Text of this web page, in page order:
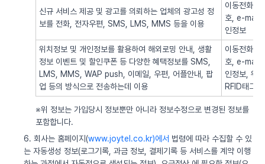
신규 서비스 제공 및 광고를 의뢰하는 업체의 광고성 정
보를 전화, 전자우편, SMS, LMS, MMS 등을 이용
이동전화번
호, e-mail,
인정보
위치정보 및 개인정보를 활용하여 해외로밍 안내, 생활
정보 이벤트 및 할인쿠폰 등 다양한 혜택정보를 SMS,
LMS, MMS, WAP push, 이메일, 우편, 어플안내, 팝
업 등의 방식으로 전송하는데 이용
이동전화번
호, e-mail,
인정보, 위
RFID태그
※위 정보는 가입당시 정보뿐만 아니라 정보수정으로 변경된 정보를
포함합니다.
6. 회사는 홈페이지(www.joytel.co.kr)에서 법령에 따라 수집할 수 있
는 자동생성 정보(로그기록, 과금 정보, 결제기록 등 서비스를 계약 이행